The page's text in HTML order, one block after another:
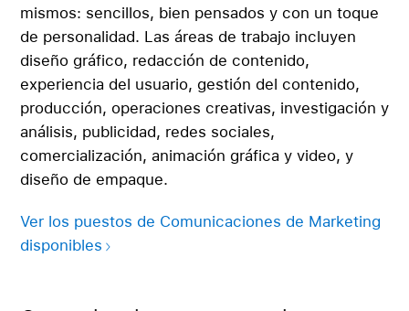
mismos: sencillos, bien pensados y con un toque
de personalidad. Las áreas de trabajo incluyen
diseño gráfico, redacción de contenido,
experiencia del usuario, gestión del contenido,
producción, operaciones creativas, investigación y
análisis, publicidad, redes sociales,
comercialización, animación gráfica y video, y
diseño de empaque.
Ver los puestos de Comunicaciones de Marketing
disponibles